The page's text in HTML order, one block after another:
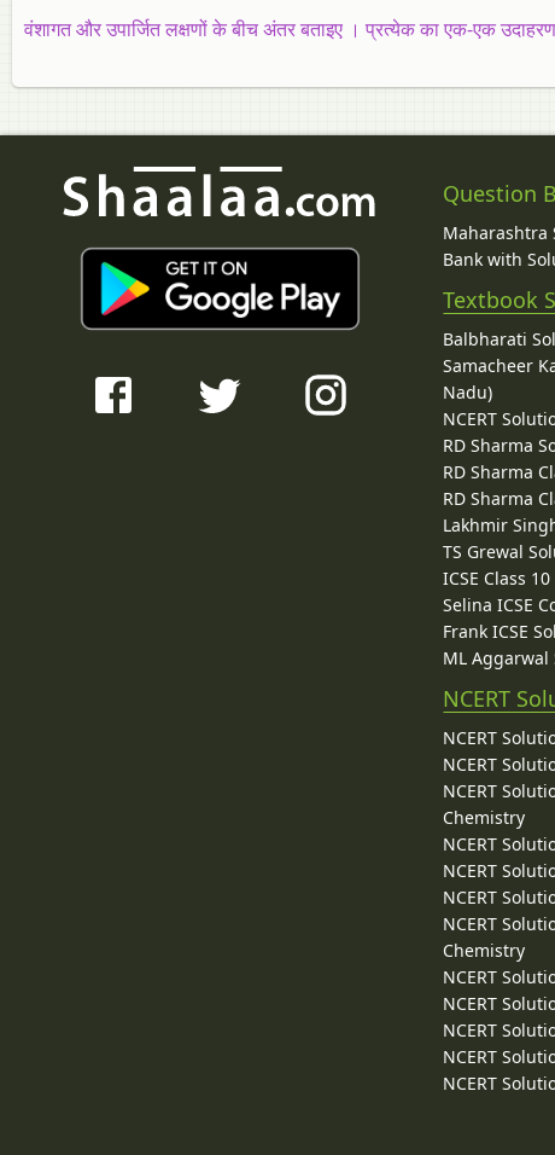
वंशागत और उपार्जित लक्षणों के बीच अंतर बताइए । प्रत्येक का एक-एक उदाहरण
Question
Maharashtra
Bank with
Textbook
Balbharati
Samacheer
Nadu)
NCERT
RD Sharma
RD Sharma
RD Sharma
Lakhmir
TS Grewal
ICSE Class
Selina ICSE
Frank ICSE
ML Aggarwal
NCERT
NCERT
NCERT
NCERT
Chemistry
NCERT
NCERT
NCERT
NCERT
Chemistry
NCERT
NCERT
NCERT
NCERT
NCERT